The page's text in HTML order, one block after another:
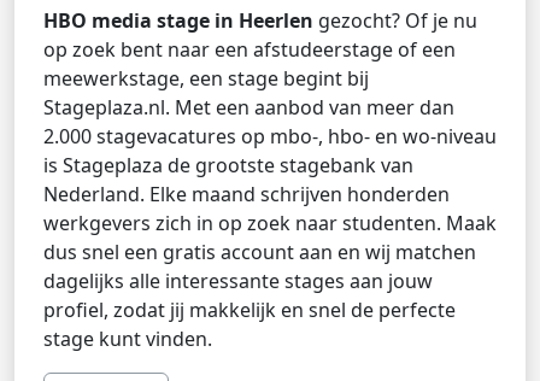
HBO media stage in Heerlen gezocht? Of je nu
op zoek bent naar een afstudeerstage of een
meewerkstage, een stage begint bij
Stageplaza.nl. Met een aanbod van meer dan
2.000 stagevacatures op mbo-, hbo- en wo-niveau
is Stageplaza de grootste stagebank van
Nederland. Elke maand schrijven honderden
werkgevers zich in op zoek naar studenten. Maak
dus snel een gratis account aan en wij matchen
dagelijks alle interessante stages aan jouw
profiel, zodat jij makkelijk en snel de perfecte
stage kunt vinden.